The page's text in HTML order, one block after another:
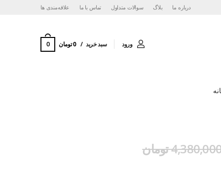
درباره ما بلاگ سوالات متداول تماس با ما ‌علاقه‌مندی ها
ورود سبد خرید 0 تومان 0
تومان